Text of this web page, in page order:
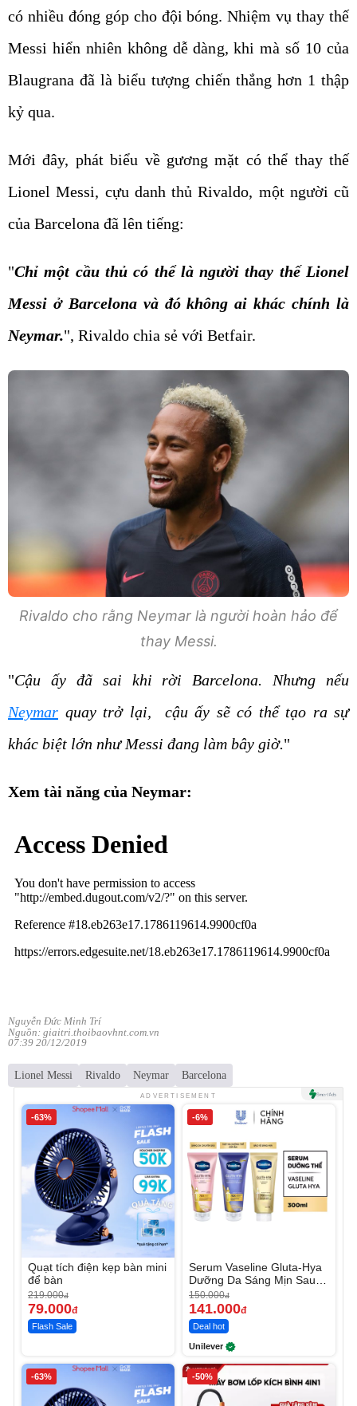
có nhiều đóng góp cho đội bóng. Nhiệm vụ thay thế
Messi hiển nhiên không dễ dàng, khi mà số 10 của
Blaugrana đã là biểu tượng chiến thắng hơn 1 thập
kỷ qua.
Mới đây, phát biểu về gương mặt có thể thay thế
Lionel Messi, cựu danh thủ Rivaldo, một người cũ
của Barcelona đã lên tiếng:
"Chỉ một cầu thủ có thể là người thay thế Lionel
Messi ở Barcelona và đó không ai khác chính là
Neymar.", Rivaldo chia sẻ với Betfair.
Rivaldo cho rằng Neymar là người hoàn hảo để
thay Messi.
"Cậu ấy đã sai khi rời Barcelona. Nhưng nếu
Neymar quay trở lại, cậu ấy sẽ có thể tạo ra sự
khác biệt lớn như Messi đang làm bây giờ."
Xem tài năng của Neymar:
Nguyễn Đức Minh Trí
Nguồn: giaitri.thoibaovhnt.com.vn
07:39 20/12/2019
Lionel Messi Rivaldo Neymar Barcelona
ADVERTISEMENT
-63%
Quạt tích điện kẹp bàn mini
để bàn
219.000đ
79.000đ
Flash Sale
-6%
Serum Vaseline Gluta-Hya
Dưỡng Da Sáng Mịn Sau 7
Ngày
150.000đ
141.000đ
Deal hot
Unilever
-63% -50%